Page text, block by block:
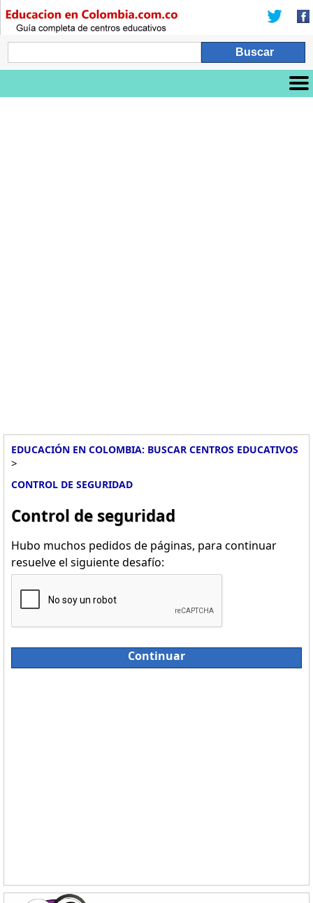
EDUCACIÓN EN COLOMBIA: BUSCAR CENTROS EDUCATIVOS
>
CONTROL DE SEGURIDAD
Control de seguridad
Hubo muchos pedidos de páginas, para continuar
resuelve el siguiente desafío:
Continuar